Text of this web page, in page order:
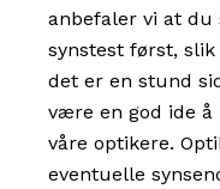
anbefaler vi at
synstest først,
det er en stund
være en god ide å
våre optikere.
eventuelle